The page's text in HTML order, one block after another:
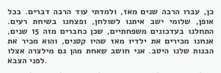
כן, עברו הרבה שנים מאז, ולמדתי עוד הרבה דברים. בכל
אופן, שלומי ישב איתנו לשולחן, ופצחנו בשיחת רעים.
התחלנו בעדכונים משפחתיים, שכן כחברים מזה 15 שנים,
אנחנו מכירים את ילדיו מאז שהיו קטנים, והוא מכיר את
הבנות שלנו היטב. אני חושב שאחת מהן גם מילצרה אצלו
לפני הצבא.